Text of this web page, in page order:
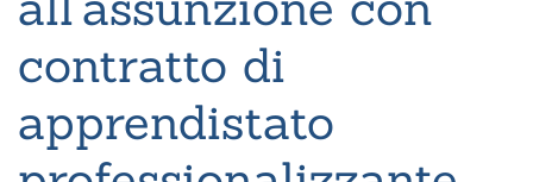
contratto di
apprendistato